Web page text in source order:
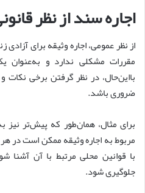
اجاره سند از نظر
از نظر عمومی، اجاره وثیقه برای آزادی
مقررات مشکلی ندارد و به‌عنوان
بااین‌حال، در نظر گرفتن برخی
ضروری باشد.
برای مثال، همان‌طور که پیش‌تر نیز
مربوط به اجاره وثیقه ممکن است در
با قوانین محلی مرتبط با آن آشنا
جلوگیری شود.